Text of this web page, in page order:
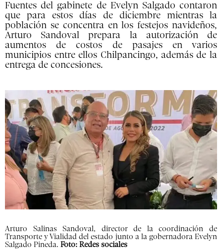
Fuentes del gabinete de Evelyn Salgado contaron
que para estos días de diciembre mientras la
población se concentra en los festejos navideños,
Arturo Sandoval prepara la autorización de
aumentos de costos de pasajes en varios
municipios entre ellos Chilpancingo, además de la
entrega de concesiones.
Arturo Salinas Sandoval, director de la coordinación de
Transporte y Vialidad del estado junto a la gobernadora Evelyn
Salgado Pineda. Foto: Redes sociales